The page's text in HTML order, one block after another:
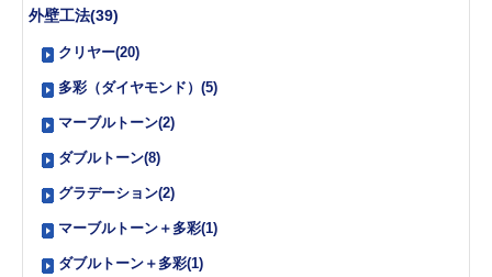
外壁工法(39)
クリヤー(20)
多彩（ダイヤモンド）(5)
マーブルトーン(2)
ダブルトーン(8)
グラデーション(2)
マーブルトーン＋多彩(1)
ダブルトーン＋多彩(1)